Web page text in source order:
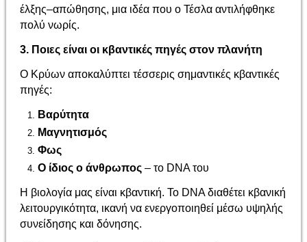
έλξης–απώθησης, μια ιδέα που ο Τέσλα αντιλήφθηκε
πολύ νωρίς.
3. Ποιες είναι οι κβαντικές πηγές στον πλανήτη
Ο Κρύων αποκαλύπτει τέσσερις σημαντικές κβαντικές
πηγές:
Βαρύτητα
Μαγνητισμός
Φως
Ο ίδιος ο άνθρωπος – το DNA του
Η βιολογία μας είναι κβαντική. Το DNA διαθέτει κβανική
λειτουργικότητα, ικανή να ενεργοποιηθεί μέσω υψηλής
συνείδησης και δόνησης.